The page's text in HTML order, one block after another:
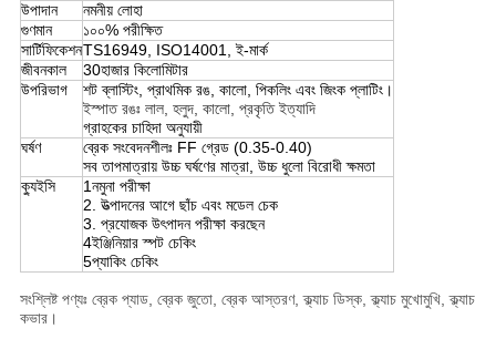
উপাদান
নমনীয় লোহা
গুণমান
১০০% পরীক্ষিত
সার্টিফিকেশনTS16949, ISO14001, ই-মার্ক
জীবনকাল
30হাজার কিলোমিটার
উপরিভাগ
শট ব্লাস্টিং, প্রাথমিক রঙ, কালো, পিকলিং এবং জিংক প্লাটিং।
ইস্পাত রঙঃ লাল, হলুদ, কালো, প্রকৃতি ইত্যাদি
গ্রাহকের চাহিদা অনুযায়ী
ঘর্ষণ
ব্রেক সংবেদনশীলঃ FF গ্রেড (0.35-0.40)
সব তাপমাত্রায় উচ্চ ঘর্ষণের মাত্রা, উচ্চ ধুলো বিরোধী ক্ষমতা
ক্যুইসি
1নমুনা পরীক্ষা
2. উত্পাদনের আগে ছাঁচ এবং মডেল চেক
3. প্রযোজক উৎপাদন পরীক্ষা করছেন
4ইঞ্জিনিয়ার স্পট চেকিং
5প্যাকিং চেকিং
সংশ্লিষ্ট পণ্যঃ ব্রেক প্যাড, ব্রেক জুতো, ব্রেক আস্তরণ, ক্ল্যাচ ডিস্ক, ক্ল্যাচ মুখোমুখি, ক্ল্যাচ
কভার।